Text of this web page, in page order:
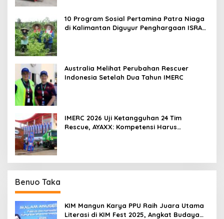
10 Program Sosial Pertamina Patra Niaga
di Kalimantan Diguyur Penghargaan ISRA
Australia Melihat Perubahan Rescuer
Indonesia Setelah Dua Tahun IMERC
IMERC 2026 Uji Ketangguhan 24 Tim
Rescue, AYAXX: Kompetensi Harus
Benuo Taka
KIM Mangun Karya PPU Raih Juara Utama
Literasi di KIM Fest 2025, Angkat Budaya